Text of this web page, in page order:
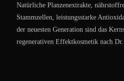
Natürliche Planzenextrakte,
Stammzellen, leistungsstarke
der neuesten Generation sind das
regenerativen Effektkosmetik nach